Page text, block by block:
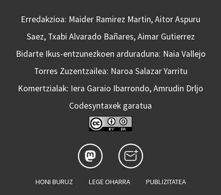
Erredakzioa: Maider Ramirez Martin, Aitor Aspuru
Saez, Txabi Alvarado Bañares, Aimar Gutierrez
Bidarte Ikus-entzunezkoen arduraduna: Naia Vallejo
Torres Zuzentzailea: Naroa Salazar Yarritu
Komertzialak: Iera Garaio Ibarrondo, Amrudin Drljo
Codesyntaxek garatua
HONI BURUZ LEGE OHARRA PUBLIZITATEA